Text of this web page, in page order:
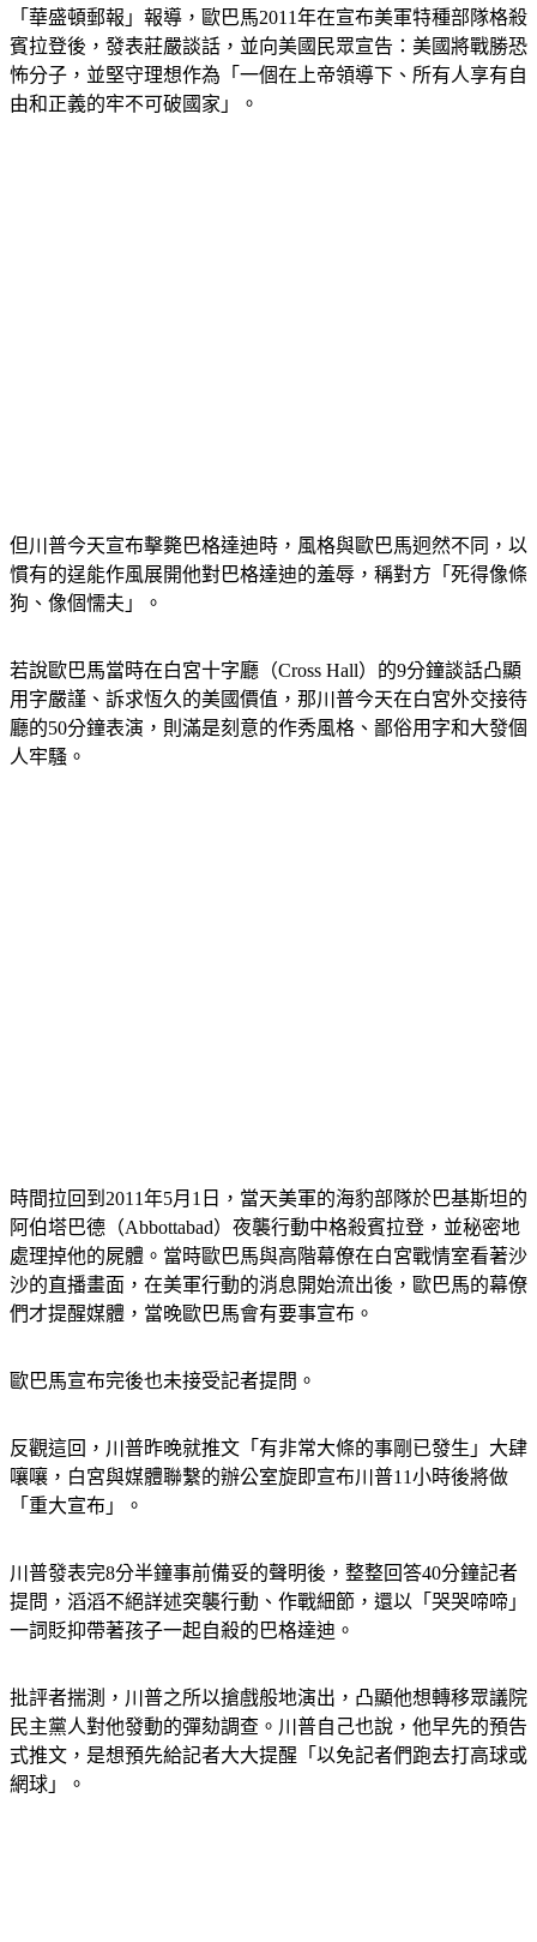
「華盛頓郵報」報導，歐巴馬2011年在宣布美軍特種部隊格殺
賓拉登後，發表莊嚴談話，並向美國民眾宣告：美國將戰勝恐
怖分子，並堅守理想作為「一個在上帝領導下、所有人享有自
由和正義的牢不可破國家」。
但川普今天宣布擊斃巴格達迪時，風格與歐巴馬迥然不同，以
慣有的逞能作風展開他對巴格達迪的羞辱，稱對方「死得像條
狗、像個懦夫」。
若說歐巴馬當時在白宮十字廳（Cross Hall）的9分鐘談話凸顯
用字嚴謹、訴求恆久的美國價值，那川普今天在白宮外交接待
廳的50分鐘表演，則滿是刻意的作秀風格、鄙俗用字和大發個
人牢騷。
時間拉回到2011年5月1日，當天美軍的海豹部隊於巴基斯坦的
阿伯塔巴德（Abbottabad）夜襲行動中格殺賓拉登，並秘密地
處理掉他的屍體。當時歐巴馬與高階幕僚在白宮戰情室看著沙
沙的直播畫面，在美軍行動的消息開始流出後，歐巴馬的幕僚
們才提醒媒體，當晚歐巴馬會有要事宣布。
歐巴馬宣布完後也未接受記者提問。
反觀這回，川普昨晚就推文「有非常大條的事剛已發生」大肆
嚷嚷，白宮與媒體聯繫的辦公室旋即宣布川普11小時後將做
「重大宣布」。
川普發表完8分半鐘事前備妥的聲明後，整整回答40分鐘記者
提問，滔滔不絕詳述突襲行動、作戰細節，還以「哭哭啼啼」
一詞貶抑帶著孩子一起自殺的巴格達迪。
批評者揣測，川普之所以搶戲般地演出，凸顯他想轉移眾議院
民主黨人對他發動的彈劾調查。川普自己也說，他早先的預告
式推文，是想預先給記者大大提醒「以免記者們跑去打高球或
網球」。